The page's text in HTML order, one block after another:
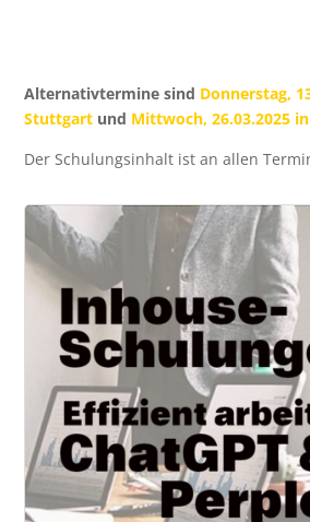
Alternativtermine sind Donnerstag,
Stuttgart und Mittwoch, 26.03.2025
Der Schulungsinhalt ist an allen